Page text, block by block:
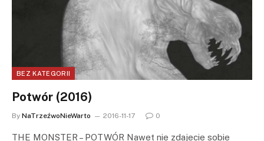
BEZ KATEGORII
Potwór (2016)
By NaTrzeźwoNieWarto 2016-11-17 0
THE MONSTER – POTWÓR Nawet nie zdajecie sobie